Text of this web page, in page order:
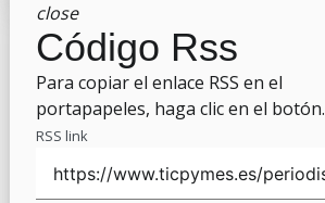
close
Código Rss
Para copiar el enlace RSS en el
portapapeles, haga clic en el botón.
RSS link